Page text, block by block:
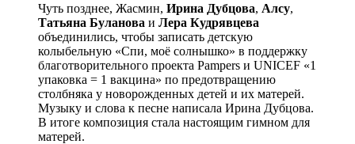
Чуть позднее, Жасмин, Ирина Дубцова, Алсу,
Татьяна Буланова и Лера Кудрявцева
объединились, чтобы записать детскую
колыбельную «Спи, моё солнышко» в поддержку
благотворительного проекта Pampers и UNICEF «1
упаковка = 1 вакцина» по предотвращению
столбняка у новорожденных детей и их матерей.
Музыку и слова к песне написала Ирина Дубцова.
В итоге композиция стала настоящим гимном для
матерей.